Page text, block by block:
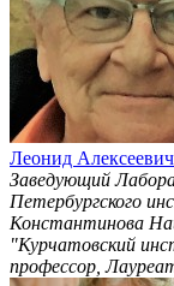
Леонид
Заведующий
Петербургского
Константинова
"Курчатовский
профессор,